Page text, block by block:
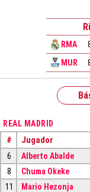
RMA
MUR
REAL MADRID
# Jugador
6 Alberto Abalde
8
Chuma Okeke
11
Mario Hezonja